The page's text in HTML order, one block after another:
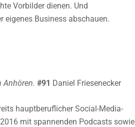
Vorbilder dienen. Und
eigenes Business abschauen.
Anhören. #91 Daniel Friesenecker
hauptberuflicher Social-Media-
mit spannenden Podcasts sowie